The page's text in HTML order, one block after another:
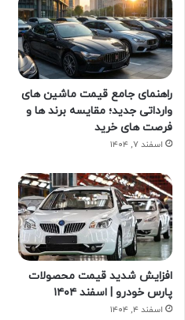
راهنمای جامع قیمت ماشین های
وارداتی جدید؛ مقایسه برند ها و
فرصت های خرید
اسفند ۷, ۱۴۰۴
افزایش شدید قیمت محصولات
پارس خودرو | اسفند ۱۴۰۴
اسفند ۴, ۱۴۰۴